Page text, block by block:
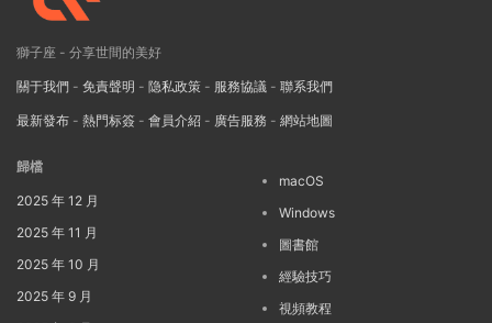
獅子座 - 分享世間的美好
關于我們 - 免責聲明 - 隐私政策 - 服務協議 - 聯系我們
最新發布 - 熱門标簽 - 會員介紹 - 廣告服務 - 網站地圖
歸檔
2025 年 12 月
2025 年 11 月
2025 年 10 月
2025 年 9 月
macOS
Windows
圖書館
經驗技巧
視頻教程